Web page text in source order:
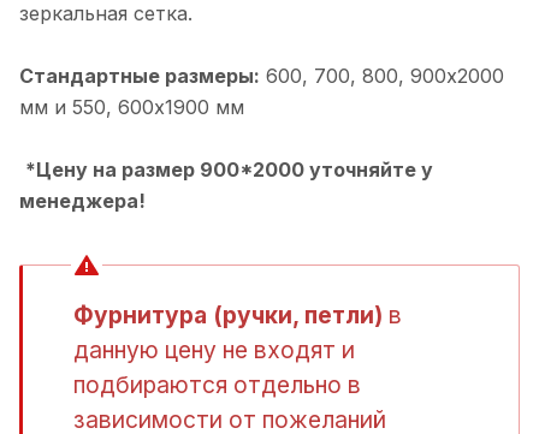
зеркальная сетка.
Стандартные размеры: 600, 700, 800, 900х2000
мм и 550, 600х1900 мм
*Цену на размер 900*2000 уточняйте у
менеджера!
Фурнитура (ручки, петли) в
данную цену не входят и
подбираются отдельно в
зависимости от пожеланий